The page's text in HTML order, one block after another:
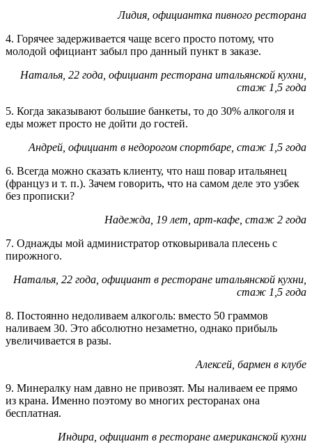
Лидия, официантка пивного ресторана
4. Горячее задерживается чаще всего просто потому, что
молодой официант забыл про данный пункт в заказе.
Наталья, 22 года, официант ресторана итальянской кухни,
стаж 1,5 года
5. Когда заказывают большие банкеты, то до 30% алкоголя и
еды может просто не дойти до гостей.
Андрей, официант в недорогом спортбаре, стаж 1,5 года
6. Всегда можно сказать клиенту, что наш повар итальянец
(француз и т. п.). Зачем говорить, что на самом деле это узбек
без прописки?
Надежда, 19 лет, арт-кафе, стаж 2 года
7. Однажды мой администратор отковыривала плесень с
пирожного.
Наталья, 22 года, официант в ресторане итальянской кухни,
стаж 1,5 года
8. Постоянно недоливаем алкоголь: вместо 50 граммов
наливаем 30. Это абсолютно незаметно, однако прибыль
увеличивается в разы.
Алексей, бармен в клубе
9. Минералку нам давно не привозят. Мы наливаем ее прямо
из крана. Именно поэтому во многих ресторанах она
бесплатная.
Индира, официант в ресторане американской кухни